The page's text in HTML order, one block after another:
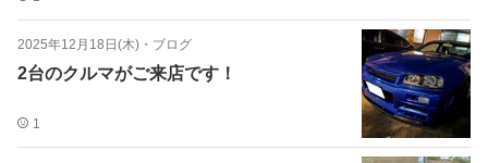
2025年12月18日(木) ・ ブログ
2台のクルマがご来店です！
1